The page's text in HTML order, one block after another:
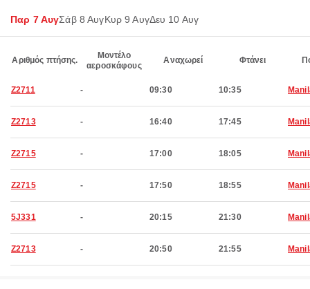
Παρ 7 ΑυγΣάβ 8 ΑυγΚυρ 9 ΑυγΔευ 10 Αυγ
Αριθμός πτήσης.
Μοντέλο
αεροσκάφους
Αναχωρεί Φτάνει
Z2711 - 09:30 10:35
Z2713 - 16:40 17:45
Z2715 - 17:00 18:05
Z2715 - 17:50 18:55
5J331 - 20:15 21:30
Z2713 - 20:50 21:55